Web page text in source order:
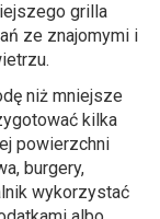
grilla
ze znajomymi i
niż mniejsze
kilka
powierzchni
burgery,
wykorzystać